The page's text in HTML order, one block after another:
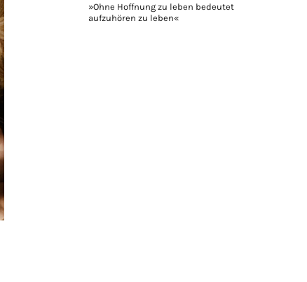
»Ohne Hoffnung zu leben bedeutet
aufzuhören zu leben«